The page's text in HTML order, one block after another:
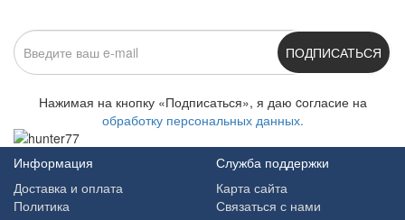
ПОДПИСАТЬСЯ
Нажимая на кнопку «Подписаться», я даю cогласие на
обработку персональных данных.
Информация
Доставка и оплата
Политика
Служба поддержки
Карта сайта
Связаться с нами